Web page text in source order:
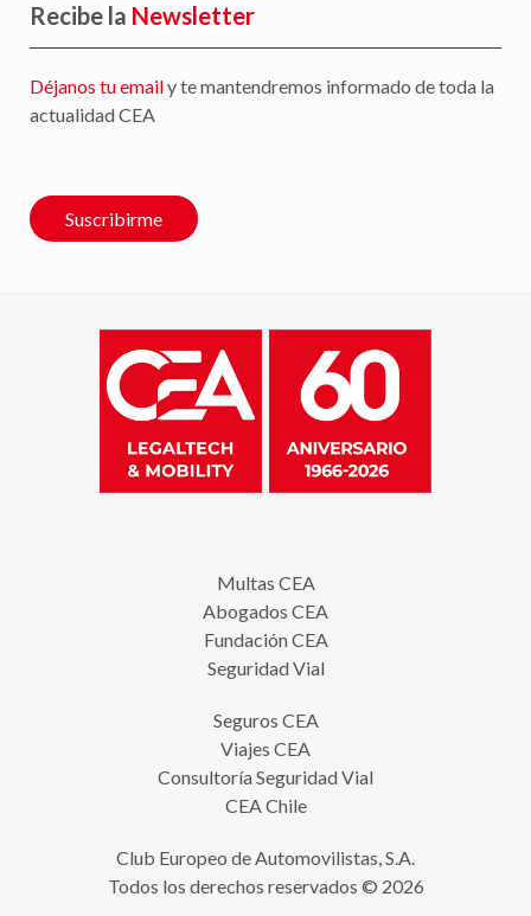
Recibe la Newsletter
Déjanos tu emaily te mantendremos informado de toda la
actualidad CEA
Suscribirme
Multas CEA
Abogados CEA
Fundación CEA
Seguridad Vial
Seguros CEA
Viajes CEA
Consultoría Seguridad Vial
CEA Chile
Club Europeo de Automovilistas, S.A.
Todos los derechos reservados © 2026